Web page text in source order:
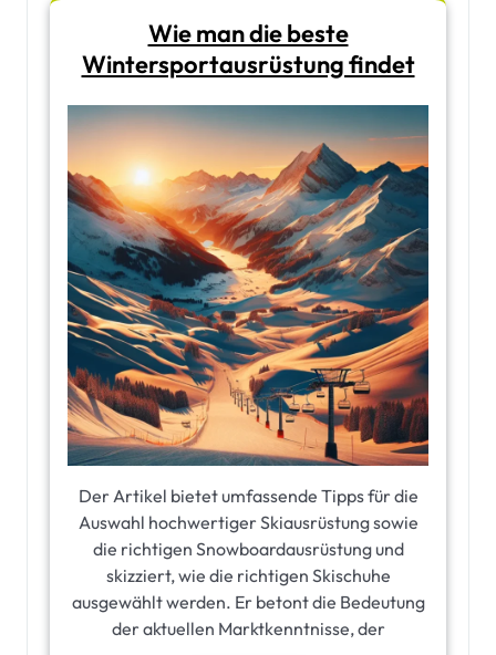
Wie man die beste
Wintersportausrüstung findet
Der Artikel bietet umfassende Tipps für die
Auswahl hochwertiger Skiausrüstung sowie
die richtigen Snowboardausrüstung und
skizziert, wie die richtigen Skischuhe
ausgewählt werden. Er betont die Bedeutung
der aktuellen Marktkenntnisse, der